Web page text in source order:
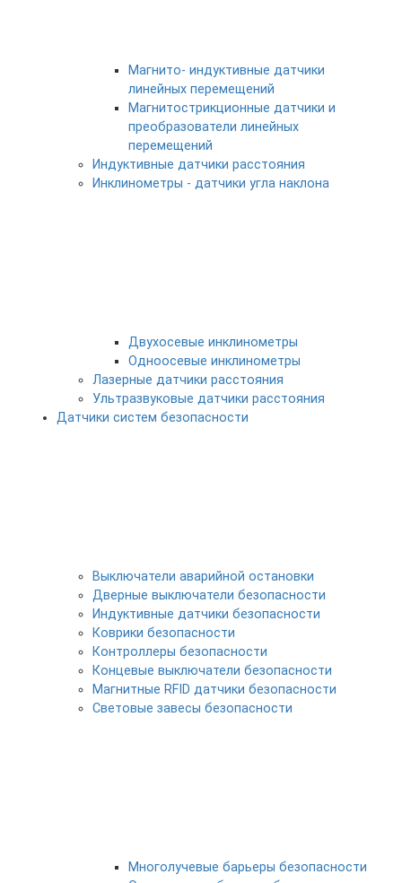
Магнито- индуктивные датчики
линейных перемещений
Магнитострикционные датчики и
преобразователи линейных
перемещений
Индуктивные датчики расстояния
Инклинометры - датчики угла наклона
Двухосевые инклинометры
Одноосевые инклинометры
Лазерные датчики расстояния
Ультразвуковые датчики расстояния
Датчики систем безопасности
Выключатели аварийной остановки
Дверные выключатели безопасности
Индуктивные датчики безопасности
Коврики безопасности
Контроллеры безопасности
Концевые выключатели безопасности
Магнитные RFID датчики безопасности
Световые завесы безопасности
Многолучевые барьеры безопасности